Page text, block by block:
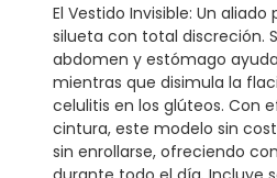
El Vestido Invisible: Un
silueta con total discreción.
abdomen y estómago
mientras que disimula la
celulitis en los glúteos. Con
cintura, este modelo sin
sin enrollarse, ofreciendo